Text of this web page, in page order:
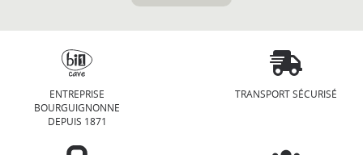
ENTREPRISE
BOURGUIGNONNE
DEPUIS 1871
TRANSPORT SÉCURISÉ